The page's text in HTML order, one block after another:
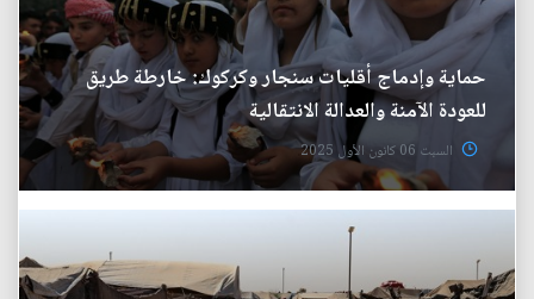
حماية وإدماج أقليات سنجار وكركوك: خارطة طريق
للعودة الآمنة والعدالة الانتقالية
السبت 06 كانون الأول 2025